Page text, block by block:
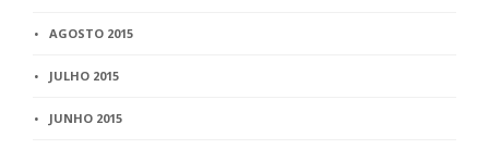
AGOSTO 2015
JULHO 2015
JUNHO 2015